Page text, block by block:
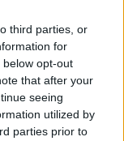
third parties, or
for
opt-out
that after your
seeing
utilized by
parties prior to